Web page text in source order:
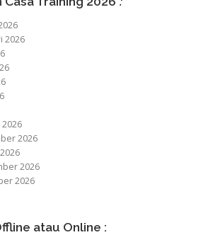
2026
2026
2026
2026
2026
atau Online :